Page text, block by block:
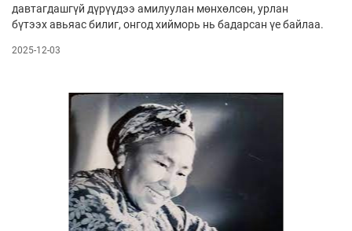
давтагдашгүй дүрүүдээ амилуулан мөнхөлсөн, урлан
бүтээх авьяас билиг, онгод хийморь нь бадарсан үе байлаа.
2025-12-03